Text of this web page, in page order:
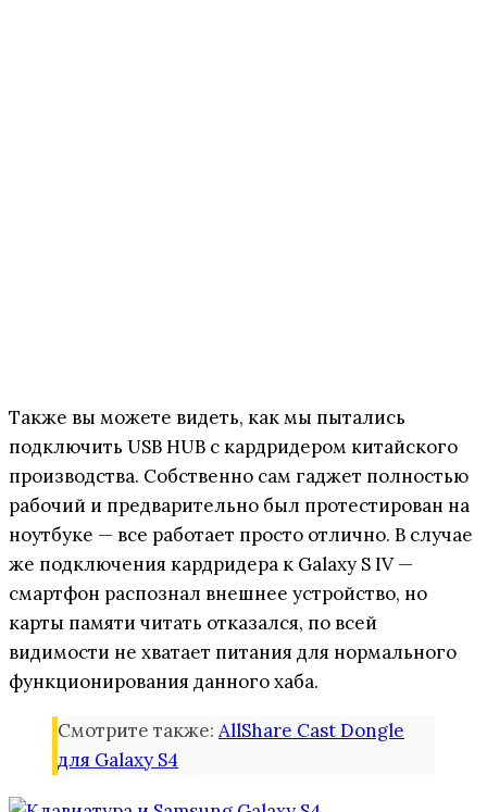
Также вы можете видеть, как мы пытались
подключить USB HUB с кардридером китайского
производства. Собственно сам гаджет полностью
рабочий и предварительно был протестирован на
ноутбуке — все работает просто отлично. В случае
же подключения кардридера к Galaxy S IV —
смартфон распознал внешнее устройство, но
карты памяти читать отказался, по всей
видимости не хватает питания для нормального
функционирования данного хаба.
Смотрите также: AllShare Cast Dongle
для Galaxy S4